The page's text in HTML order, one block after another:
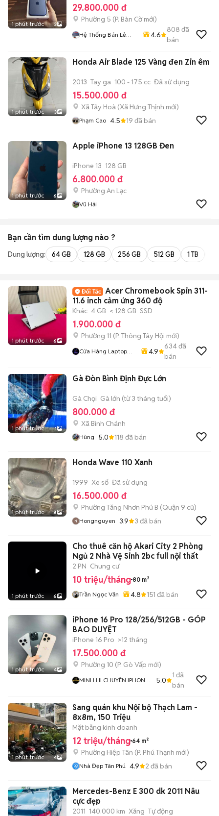
1 phút trước 3
29.800.000 đ
Phường 5 (P. Bàn Cờmới)
Hệ Thống Bán Lẻ
4.6
808 đã
bán
1 phút trước 3
Honda Air Blade 125 Vàng đen Zin êm
2013 Tay ga 100 - 175 cc Đã sử dụng
15.500.000 đ
Xã Tây Hoà (Xã Hưng Thịnh mới)
Phạm Cao 4.5 19 đã bán
1 phút trước 6
Apple iPhone 13 128GB Đen
iPhone 13 128 GB
6.800.000 đ
Phường An Lạc
Vũ Hải
Bạn cần tìm dung lượng nào ?
Dung lượng: 64 GB 128 GB 256 GB 512 GB 1 TB
1 phút trước 6
Acer Chromebook Spin 311-
11.6 inch cảm ứng 360 độ
Khác 4 GB < 128 GB SSD
1.900.000 đ
Phường 11 (P. Thông Tây Hội mới)
Cửa Hàng Laptop
4.9
634đã
bán
1 phút trước 1
Gà Đòn Bình Định Đực Lớn
Gà Chọi Gà lớn (từ 3 tháng tuổi)
800.000 đ
Xã Bình Chánh
Hùng 5.0 118 đã bán
1 phút trước 8
Honda Wave 110 Xanh
1999 Xe số Đã sử dụng
16.500.000 đ
Phường Tăng Nhơn Phú B (Quận 9 cũ)
Hongnguyen 3.9 3 đã bán
1 phút trước 6
Cho thuê căn hộ Akari City 2 Phòng
Ngủ 2 Nhà Vệ Sinh 2bc full nội thất
2 PN Chung cư
10 triệu/tháng 80 m²
Trần Ngọc Văn 4.8 151 đã bán
1 phút trước 4
iPhone 16 Pro 128/256/512GB - GÓP
BAO DUYỆT
iPhone 16 Pro >12 tháng
17.500.000 đ
Phường 10 (P. Gò Vấp mới)
MINH HI CHUYÊN IPHONE
5.0
1 đã
bán
1 phút trước 4
Sang quán khu Nội bộ Thạch Lam -
8x8m, 150 Triệu
Mặt bằng kinh doanh
12 triệu/tháng 64 m²
Phường Hiệp Tân (P. Phú Thạnh mới)
Nhà Đẹp Tân Phú 4.9 2 đã bán
Mercedes-Benz E 300 dk 2011 Nâu
cực đẹp
2011 140.000 km Xăng Tự động